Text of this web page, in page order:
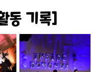
동 기록]